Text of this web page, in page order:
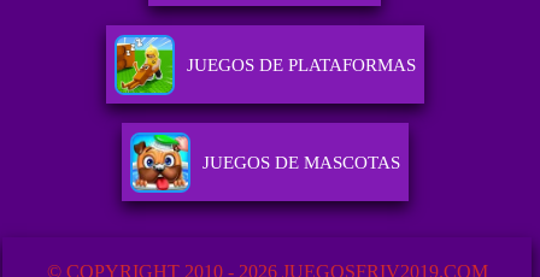
JUEGOS DE PLATAFORMAS
JUEGOS DE MASCOTAS
© COPYRIGHT 2010 - 2026 JUEGOSFRIV2019.COM